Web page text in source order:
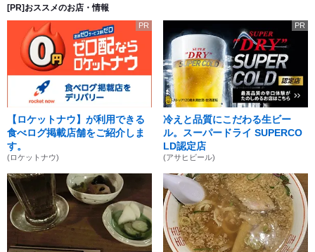
[PR]おススメのお店・情報
PR
【ロケットナウ】が利用できる
食べログ掲載店舗をご紹介しま
す。
(ロケットナウ)
PR
冷えと品質にこだわる生ビー
ル。スーパードライ SUPERCO
LD認定店
(アサヒビール)